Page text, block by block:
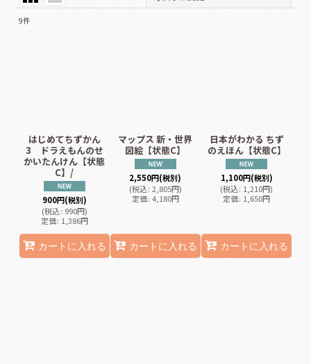
9件
はじめてちずかん
3 ドラえもんのせ
かいたんけん【状態
C】/
900円(税別)
(税込: 990円)
定価: 1,386円
カートに入れる
マップス 新・世界
図絵【状態C】
2,550円(税別)
(税込: 2,805円)
定価: 4,180円
カートに入れる
日本がわかる ちず
のえほん【状態C】
1,100円(税別)
(税込: 1,210円)
定価: 1,650円
カートに入れる